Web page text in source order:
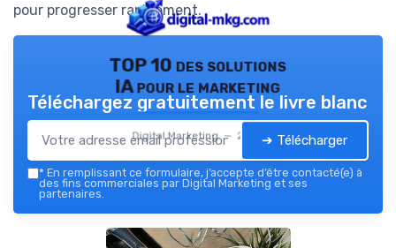
pour progresser rapidement.
TOP 10 des solutions
IA pour le marketing
Digital Marketing — 2026
Téléchargez gratuitement le livre blanc
➔ Télécharger
* En remplissant ce formulaire, j’accepte d’être contacté(e) à
des fins commerciales par Digital Marketing et ses
partenaires.